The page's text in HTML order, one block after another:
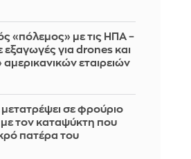
«πόλεμος» με τις ΗΠΑ –
εξαγωγές για drones και
εταιρειών
μετατρέψει σε φρούριο
με τον καταψύκτη που
πατέρα του